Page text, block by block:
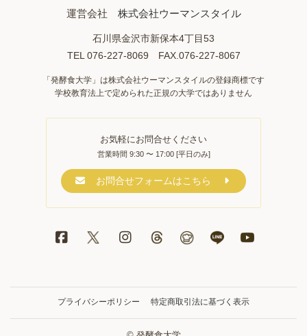
運営会社 株式会社ウーマンスタイル
石川県金沢市新保本4丁目53
TEL 076-227-8069 FAX.076-227-8067
「発酵食大学」は株式会社ウーマンスタイルの登録商標です
学校教育法上で定められた正規の大学ではありません
お気軽にお問合せください
営業時間 9:30 〜 17:00 [平日のみ]
お問合せフォームはこちら
プライバシーポリシー 特定商取引法に基づく表示